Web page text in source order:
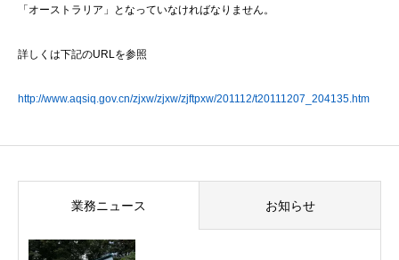
「オーストラリア」となっていなければなりません。
詳しくは下記のURLを参照
http://www.aqsiq.gov.cn/zjxw/zjxw/zjftpxw/201112/t20111207_204135.htm
業務ニュース お知らせ